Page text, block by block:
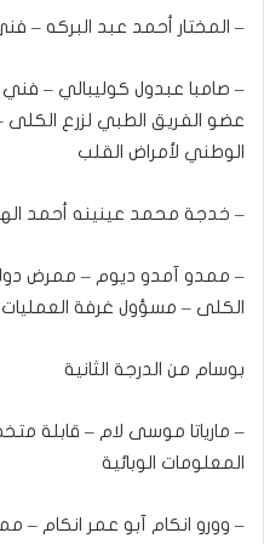
– المختار أحمد عبد البركه –
– صامبا عبدول كوليبالي –
عضو الفريق الطبي لزرع الكلى
الوطني لأمراض القلب
– خدجة محمد عينينه أحمد
– ممدو آمدو ديوم – ممرض
الكلى – مسؤول غرفة العمليات
بوسام من الدرجة الثانية
– مارياتا موسى لام – قابلة
المعلومات الوبائية
– وورو انكام آبو عمر انكام –